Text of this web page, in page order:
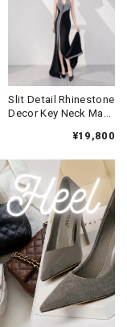
Slit Detail Rhinestone
Decor Key Neck Maxi
¥19,800